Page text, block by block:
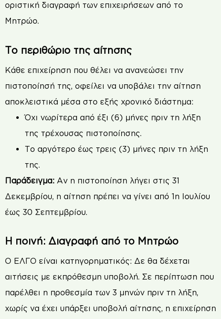
οριστική διαγραφή των επιχειρήσεων από το
Μητρώο.
Το περιθώριο της αίτησης
Κάθε επιχείρηση που θέλει να ανανεώσει την
πιστοποίησή της, οφείλει να υποβάλει την αίτηση
αποκλειστικά μέσα στο εξής χρονικό διάστημα:
Όχι νωρίτερα από έξι (6) μήνες πριν τη λήξη
της τρέχουσας πιστοποίησης.
Το αργότερο έως τρεις (3) μήνες πριν τη λήξη
της.
Παράδειγμα: Αν η πιστοποίηση λήγει στις 31
Δεκεμβρίου, η αίτηση πρέπει να γίνει από 1η Ιουλίου
έως 30 Σεπτεμβρίου.
Η ποινή: Διαγραφή από το Μητρώο
Ο ΕΛΓΟ είναι κατηγορηματικός: Δε θα δέχεται
αιτήσεις με εκπρόθεσμη υποβολή. Σε περίπτωση που
παρέλθει η προθεσμία των 3 μηνών πριν τη λήξη,
χωρίς να έχει υπάρξει υποβολή αίτησης, η επιχείρηση